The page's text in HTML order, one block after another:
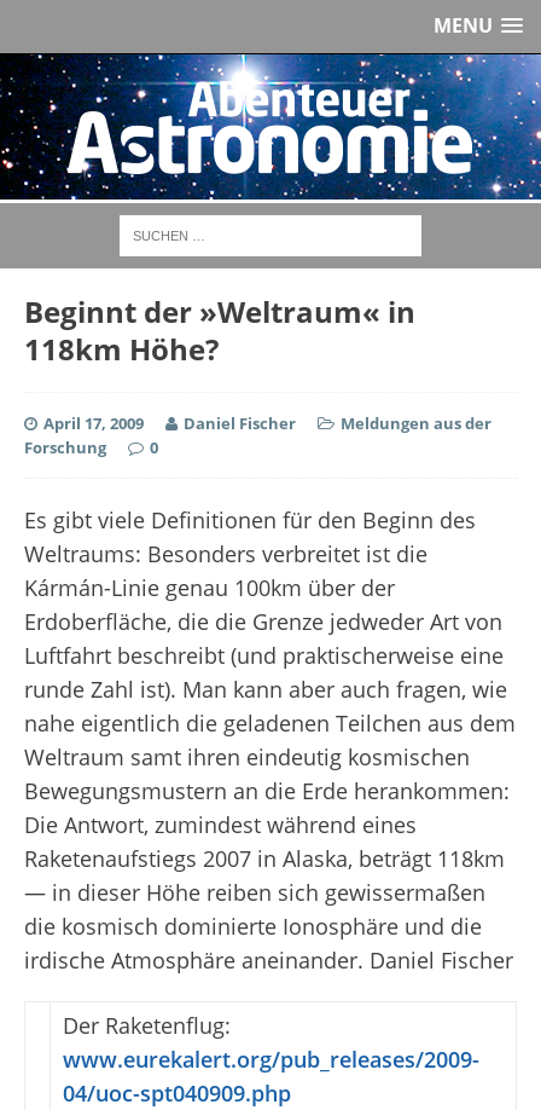
MENU
Beginnt der »Weltraum« in
118km Höhe?
April 17, 2009 Daniel Fischer
Meldungen aus der
Forschung
0
Es gibt viele Definitionen für den Beginn des
Weltraums: Besonders verbreitet ist die
Kármán-Linie genau 100km über der
Erdoberfläche, die die Grenze jedweder Art von
Luftfahrt beschreibt (und praktischerweise eine
runde Zahl ist). Man kann aber auch fragen, wie
nahe eigentlich die geladenen Teilchen aus dem
Weltraum samt ihren eindeutig kosmischen
Bewegungsmustern an die Erde herankommen:
Die Antwort, zumindest während eines
Raketenaufstiegs 2007 in Alaska, beträgt 118km
— in dieser Höhe reiben sich gewissermaßen
die kosmisch dominierte Ionosphäre und die
irdische Atmosphäre aneinander. Daniel Fischer
Der Raketenflug:
www.eurekalert.org/pub_releases/2009-
04/uoc-spt040909.php